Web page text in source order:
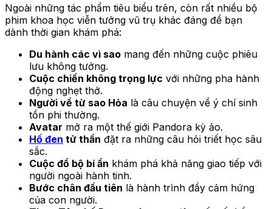
Ngoài những tác phẩm tiêu biểu trên, còn rất nhiều bộ
phim khoa học viễn tưởng vũ trụ khác đáng để bạn
dành thời gian khám phá:
Du hành các vì sao mang đến những cuộc phiêu
lưu không tưởng.
Cuộc chiến không trọng lực với những pha hành
động nghẹt thở.
Người về từ sao Hỏa là câu chuyện về ý chí sinh
tồn phi thường.
Avatar mở ra một thế giới Pandora kỳ ảo.
Hố đen tử thần đặt ra những câu hỏi triết học sâu
sắc.
Cuộc đổ bộ bí ẩn khám phá khả năng giao tiếp với
người ngoài hành tinh.
Bước chân đầu tiên là hành trình đầy cảm hứng
của con người.